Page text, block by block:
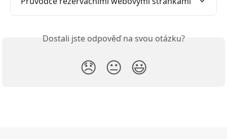
Dostali jste odpověď na svou otázku?
😞 😐 😃